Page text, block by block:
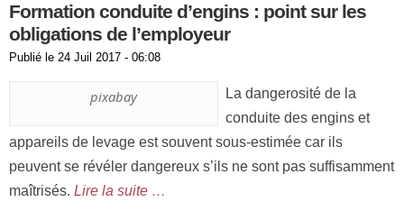
Formation conduite d’engins : point sur les
obligations de l’employeur
Publié le 24 Juil 2017 - 06:08
pixabay
La dangerosité de la
conduite des engins et
appareils de levage est souvent sous-estimée car ils
peuvent se révéler dangereux s’ils ne sont pas suffisamment
maîtrisés. Lire la suite …